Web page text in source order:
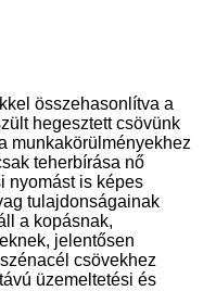
összehasonlítva a
hegesztett csövünk
munkakörülményekhez
teherbírása nő
nyomást is képes
tulajdonságainak
a kopásnak,
jelentősen
csövekhez
üzemeltetési és